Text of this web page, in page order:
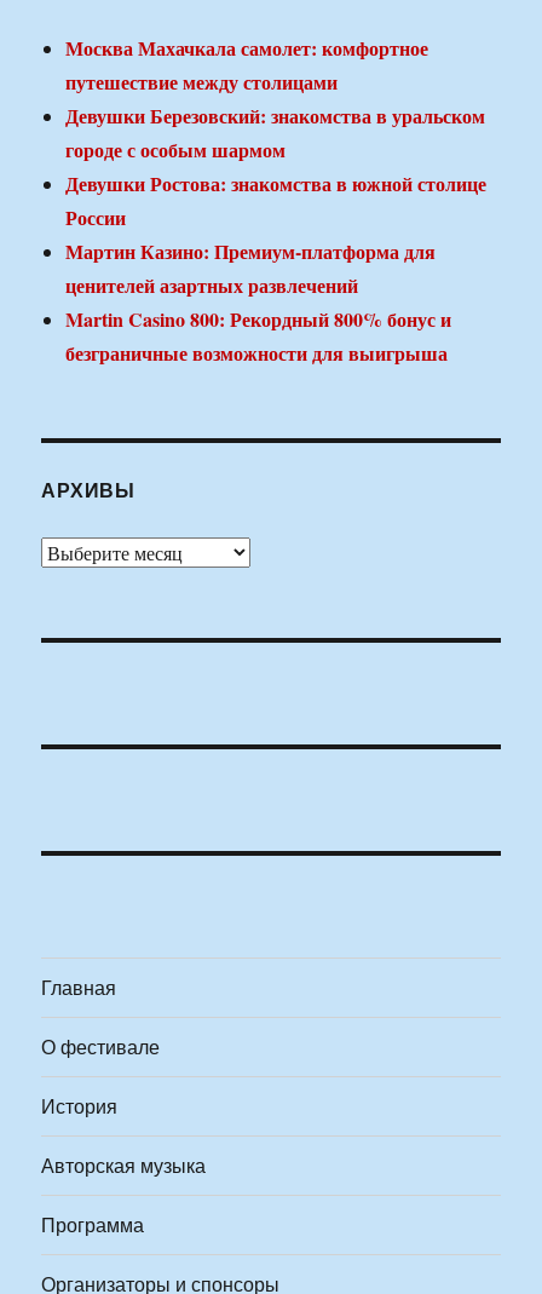
Москва Махачкала самолет: комфортное
путешествие между столицами
Девушки Березовский: знакомства в уральском
городе с особым шармом
Девушки Ростова: знакомства в южной столице
России
Мартин Казино: Премиум-платформа для
ценителей азартных развлечений
Martin Casino 800: Рекордный 800% бонус и
безграничные возможности для выигрыша
АРХИВЫ
Архивы
Главная
О фестивале
История
Авторская музыка
Программа
Организаторы и спонсоры